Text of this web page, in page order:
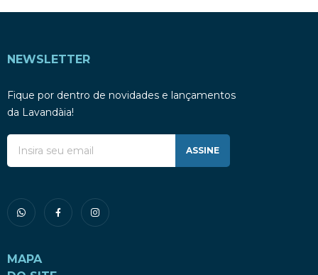
NEWSLETTER
Fique por dentro de novidades e lançamentos
da Lavandàia!
ASSINE
MAPA